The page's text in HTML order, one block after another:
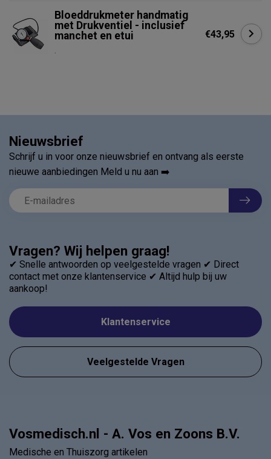
Bloeddrukmeter handmatig
met Drukventiel - inclusief
manchet en etui
.
€43,95
Vragen? Wij helpen graag!
✔ Snelle antwoorden op veelgestelde vragen ✔ Direct
contact met onze klantenservice ✔ Altijd hulp bij uw
aankoop!
Klantenservice
Veelgestelde Vragen
Nieuwsbrief
Schrijf u in voor onze nieuwsbrief en ontvang als eerste
nieuwe aanbiedingen Meld u nu aan ➡️
Vosmedisch.nl - A. Vos en Zoons B.V.
Medische en Thuiszorg artikelen